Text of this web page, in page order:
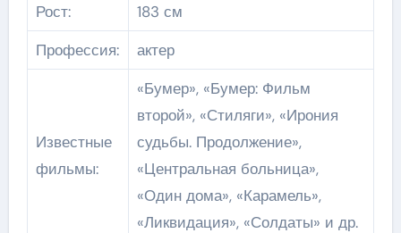
Рост:
183 см
Профессия:
актер
Известные
фильмы:
«Бумер», «Бумер: Фильм
второй», «Стиляги», «Ирония
судьбы. Продолжение»,
«Центральная больница»,
«Один дома», «Карамель»,
«Ликвидация», «Солдаты» и др.